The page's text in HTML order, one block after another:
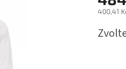
400,41
cena: